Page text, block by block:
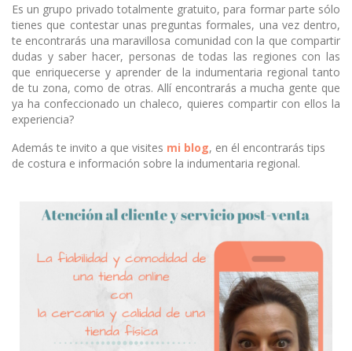
Es un grupo privado totalmente gratuito, para formar parte sólo
tienes que contestar unas preguntas formales, una vez dentro,
te encontrarás una maravillosa comunidad con la que compartir
dudas y saber hacer, personas de todas las regiones con las
que enriquecerse y aprender de la indumentaria regional tanto
de tu zona, como de otras. Allí encontrarás a mucha gente que
ya ha confeccionado un chaleco, quieres compartir con ellos la
experiencia?
Además te invito a que visites mi blog, en él encontrarás tips
de costura e información sobre la indumentaria regional.